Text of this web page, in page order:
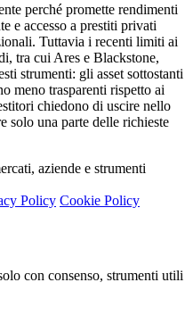
perché promette rendimenti
e accesso a prestiti privati
Tuttavia i recenti limiti ai
tra cui Ares e Blackstone,
strumenti: gli asset sottostanti
meno trasparenti rispetto ai
chiedono di uscire nello
solo una parte delle richieste
aziende e strumenti
Policy Cookie Policy
con consenso, strumenti utili